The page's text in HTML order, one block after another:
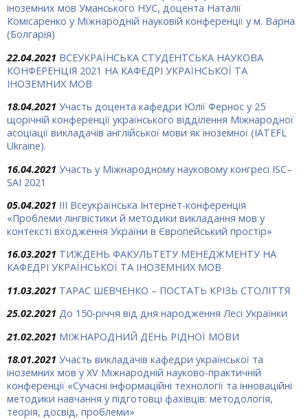
іноземних мов Уманського НУС, доцента Наталії
Комісаренко у Міжнародній науковій конференції у м. Варна
(Болгарія)
22.04.2021 ВСЕУКРАЇНСЬКА СТУДЕНТСЬКА НАУКОВА
КОНФЕРЕНЦІЯ 2021 НА КАФЕДРІ УКРАЇНСЬКОЇ ТА
ІНОЗЕМНИХ МОВ
18.04.2021 Участь доцента кафедри Юлії Фернос у 25
щорічній конференції українського відділення Міжнародної
асоціації викладачів англійської мови як іноземної (IATEFL
Ukraine).
16.04.2021 Участь у Міжнародному науковому конгресі ISC–
SAI 2021
05.04.2021 IІІ Всеукраїнська Інтернет-конференція
«Проблеми лінгвістики й методики викладання мов у
контексті входження України в Європейський простір»
16.03.2021 ТИЖДЕНЬ ФАКУЛЬТЕТУ МЕНЕДЖМЕНТУ НА
КАФЕДРІ УКРАЇНСЬКОЇ ТА ІНОЗЕМНИХ МОВ
11.03.2021 ТАРАС ШЕВЧЕНКО – ПОСТАТЬ КРІЗЬ СТОЛІТТЯ
25.02.2021 До 150-річчя від дня народження Лесі Українки
21.02.2021 МІЖНАРОДНИЙ ДЕНЬ РІДНОЇ МОВИ
18.01.2021 Участь викладачів кафедри української та
іноземних мов у XV Міжнародній науково-практичній
конференції «Сучасні інформаційні технології та інноваційні
методики навчання у підготовці фахівців: методологія,
теорія, досвід, проблеми»